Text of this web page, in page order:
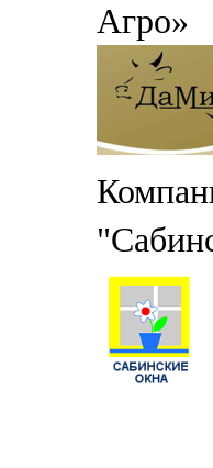
Агро»